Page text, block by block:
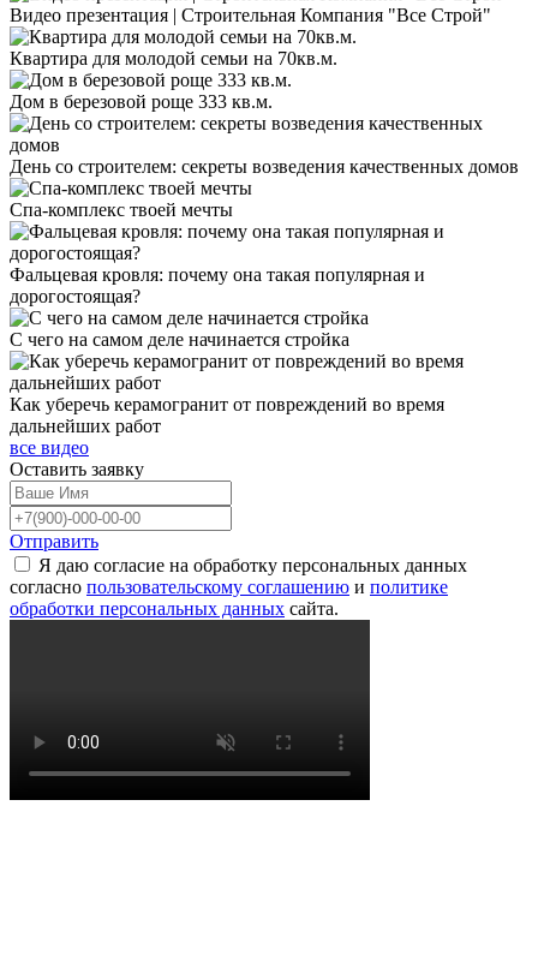
Видео презентация | Строительная Компания "Все Строй"
Квартира для молодой семьи на 70кв.м.
Дом в березовой роще 333 кв.м.
День со строителем: секреты возведения качественных домов
Спа-комплекс твоей мечты
Фальцевая кровля: почему она такая популярная и
дорогостоящая?
С чего на самом деле начинается стройка
Как уберечь керамогранит от повреждений во время
дальнейших работ
все видео
Оставить заявку
Отправить
Я даю согласие на обработку персональных данных
согласно пользовательскому соглашению и политике
обработки персональных данных сайта.